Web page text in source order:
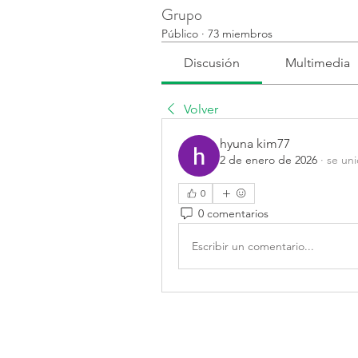
Grupo
Público · 73 miembros
Discusión Multimedia
Volver
hyuna kim77
2 de enero de 2026 · se
0
0 comentarios
Escribir un comentario...